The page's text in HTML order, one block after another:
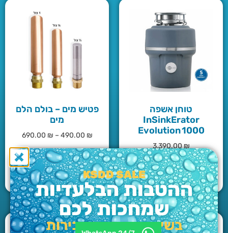
טוחן אשפה
InSinkErator
Evolution 1000
3,390.00₪
הוספה לסל
פטיש מים – בולם הלם
מים
490.00 ₪
–
690.00 ₪
בחר אפשרויות KSDD SALE
ההטבות הבלעדיות
שמחכות לכם
בשיחה עם נציג מכירות